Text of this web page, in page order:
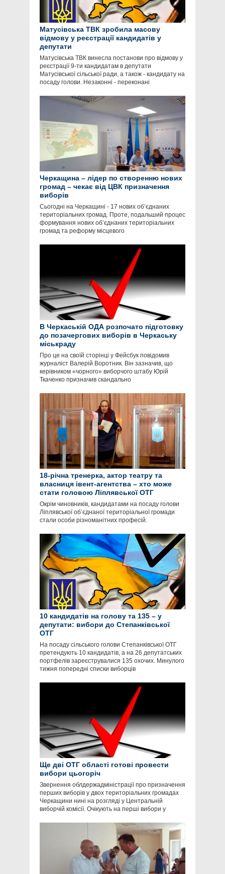
Матусівська ТВК зробила масову
відмову у реєстрації кандидатів у
депутати
Матусівська ТВК винесла постанови про відмову у
реєстрації 9-ти кандидатам в депутати
Матусівської сільської ради, а також - кандидату на
посаду голови. Незаконні - переконані
Черкащина – лідер по створенню нових
громад – чекає від ЦВК призначення
виборів
Сьогодні на Черкащині - 17 нових об’єднаних
територіальних громад. Проте, подальший процес
формування нових об’єднаних територіальних
громад та реформу місцевого
В Черкаській ОДА розпочато підготовку
до позачергових виборів в Черкаську
міськраду
Про це на своїй сторінці у Фейсбук повідомив
журналіст Валерій Воротник. Він зазначив, що
керівником «чорного» виборчого штабу Юрій
Ткаченко призначив скандально
18-річна тренерка, актор театру та
власниця івент-агентства – хто може
стати головою Ліплявської ОТГ
Окрім чиновників, кандидатами на посаду голови
Ліплявської об’єднаної територіальної громади
стали особи різноманітних професій.
10 кандидатів на голову та 135 – у
депутати: вибори до Степанківської
ОТГ
На посаду сільського голови Степанківської ОТГ
претендують 10 кандидатів, а на 26 депутатських
портфелів зареєструвалися 135 охочих. Минулого
тижня попередні списки виборців
Ще дві ОТГ області готові провести
вибори цьогоріч
Звернення облдержадміністрації про призначення
перших виборів у двох територіальних громадах
Черкащини нині на розгляді у Центральній
виборчій комісії. Очікують на перші вибори у